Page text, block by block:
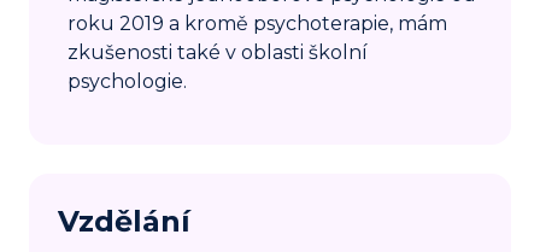
roku 2019 a kromě psychoterapie, mám
zkušenosti také v oblasti školní
psychologie.
Vzdělání